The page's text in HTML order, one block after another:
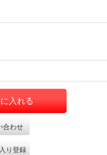
入れる
合わせ
り登録